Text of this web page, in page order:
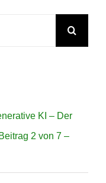
KI – Der
2 von 7 –